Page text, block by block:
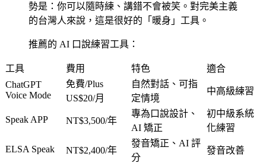
勢是：你可以隨時練、講錯不會被笑。對完美主義
的台灣人來說，這是很好的「暖身」工具。
推薦的 AI 口說練習工具：
工具 費用 特色
適合
ChatGPT
Voice Mode
免費/Plus
US$20/月
自然對話、可指
定情境
中高級練習
Speak APP NT$3,500/年
專為口說設計、
AI 矯正
初中級系統
化練習
ELSA Speak NT$2,400/年
發音矯正、AI 評
分
發音改善